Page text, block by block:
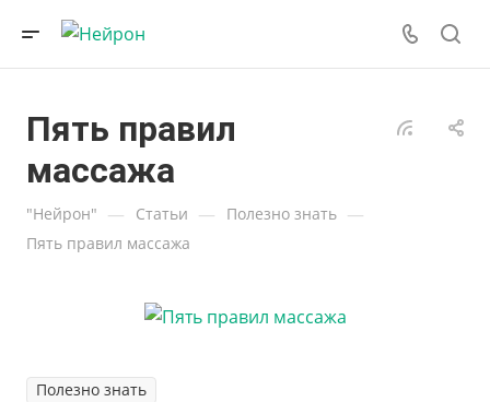
Пять правил
массажа
"Нейрон" — Статьи — Полезно знать —
Пять правил массажа
Полезно знать